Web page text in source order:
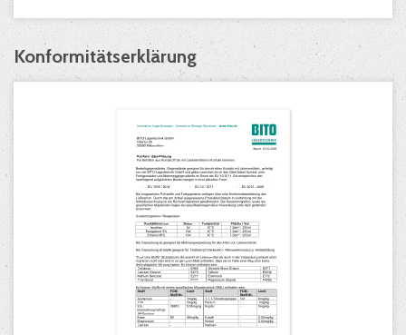
Konformitätserklärung